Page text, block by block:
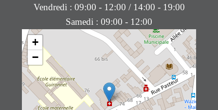
+
−
Vendredi : 09:00 - 12:00 / 14:00 - 19:00
Samedi : 09:00 - 12:00